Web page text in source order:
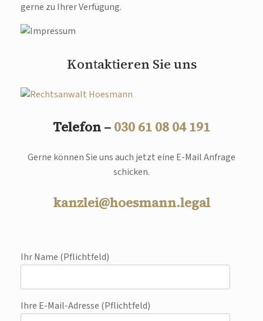
gerne zu Ihrer Verfügung.
Kontaktieren Sie uns
Telefon – 030 61 08 04 191
Gerne können Sie uns auch jetzt eine E-Mail Anfrage
schicken.
kanzlei@hoesmann.legal
Ihr Name (Pflichtfeld)
Ihre E-Mail-Adresse (Pflichtfeld)